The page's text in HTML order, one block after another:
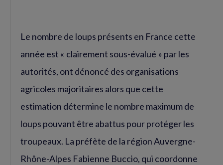
Le nombre de loups présents en France cette
année est « clairement sous-évalué » par les
autorités, ont dénoncé des organisations
agricoles majoritaires alors que cette
estimation détermine le nombre maximum de
loups pouvant être abattus pour protéger les
troupeaux. La préfète de la région Auvergne-
Rhône-Alpes Fabienne Buccio, qui coordonne